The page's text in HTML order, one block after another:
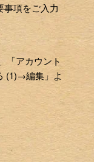
事項をご入力
「アカウント
(1)→編集」よ